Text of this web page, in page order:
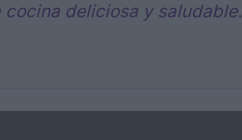
deliciosa y saludable.